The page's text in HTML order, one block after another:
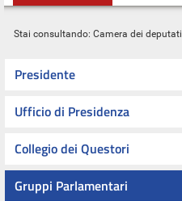
Stai consultando: Camera dei deputati
Presidente
Ufficio di Presidenza
Collegio dei Questori
Gruppi Parlamentari